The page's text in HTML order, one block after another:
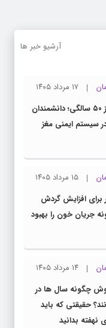
آرشیو خبر ها
۱۷ مرداد ۱۴۰۵
تغییرات مغز بعد از ۵۰ سالگی؛ دانشمندان
سیستم ایمنی مغز
۱۵ مرداد ۱۴۰۵
برای افزایش گردش
جریان خون را بهبود
۱۴ مرداد ۱۴۰۵
چگونه سال ها در
حقیقتی که باید
نهفته بدانید